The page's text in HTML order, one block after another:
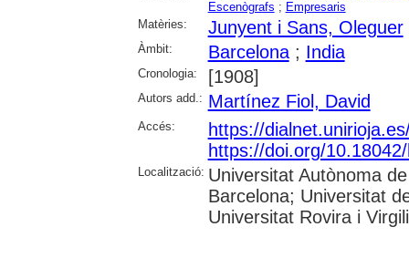
Escenògrafs ; Empresaris
Matèries:
Junyent i Sans, Oleguer
Àmbit: Barcelona; India
Cronologia: [1908]
Autors add.: Martínez Fiol, David
Accés:
https://
https://doi.org/
Localització: Universitat Autònoma
Barcelona; Universitat
Universitat Rovira i Virgili